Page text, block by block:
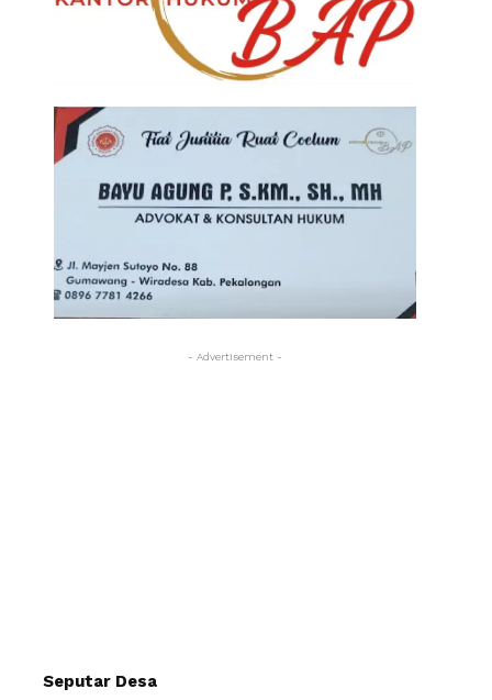
- Advertisement -
Seputar Desa